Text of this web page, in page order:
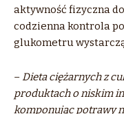
aktywność fizyczna
codzienna kontrola
glukometru
–Dieta ciężarnych z
produktach o niskim
komponując potrawy